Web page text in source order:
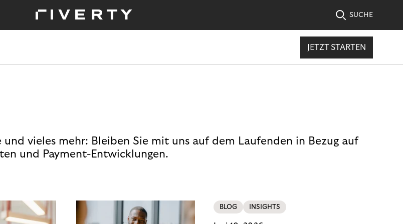
SUCHE
JETZT STARTEN
vieles mehr: Bleiben Sie mit uns auf dem Laufenden in Bezug auf
und Payment-Entwicklungen.
BLOG INSIGHTS